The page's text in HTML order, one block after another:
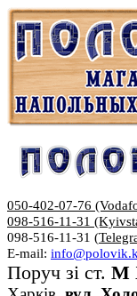
050-402-07-76
098-516-11-31
098-516-11-31 (
E-mail:
Поруч зі ст. М